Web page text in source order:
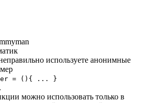
используете анонимные
= (){ ... }
можно использовать только в